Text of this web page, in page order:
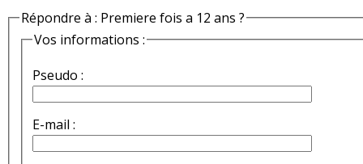
Répondre à : Premiere fois a 12 ans ?
Vos informations :
Pseudo :
E-mail :